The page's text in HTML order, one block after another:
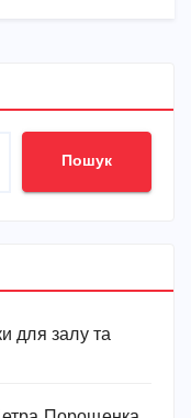
Пошук
для залу та